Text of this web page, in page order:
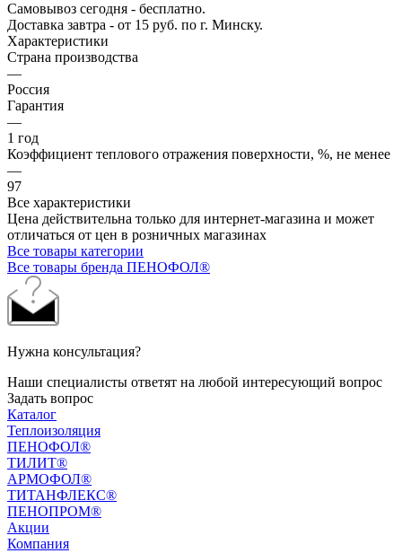
Самовывоз сегодня - бесплатно.
Доставка завтра - от 15 руб. по г. Минску.
Характеристики
Страна производства
—
Россия
Гарантия
—
1 год
Коэффициент теплового отражения поверхности, %, не менее
—
97
Все характеристики
Цена действительна только для интернет-магазина и может
отличаться от цен в розничных магазинах
Все товары категории
Все товары бренда ПЕНОФОЛ®
Нужна консультация?
Наши специалисты ответят на любой интересующий вопрос
Задать вопрос
Каталог
Теплоизоляция
ПЕНОФОЛ®
ТИЛИТ®
АРМОФОЛ®
ТИТАНФЛЕКС®
ПЕНОПРОМ®
Акции
Компания